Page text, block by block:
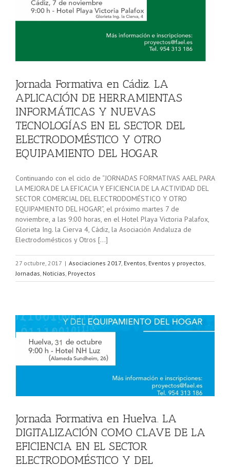
Jornada Formativa en Cádiz. LA
APLICACIÓN DE HERRAMIENTAS
INFORMÁTICAS Y NUEVAS
TECNOLOGÍAS EN EL SECTOR DEL
ELECTRODOMÉSTICO Y OTRO
EQUIPAMIENTO DEL HOGAR
Continuando con el ciclo de “JORNADAS FORMATIVAS AAEL PARA
LA MEJORA DE LA EFICACIA Y EFICIENCIA DE LA ACTIVIDAD DEL
SECTOR COMERCIAL DEL ELECTRODOMÉSTICO Y OTRO
EQUIPAMIENTO DEL HOGAR”, el próximo martes 7 de
noviembre, a las 9:00 horas, en el Hotel Playa Victoria Palafox,
Glorieta Ing. la Cierva 4, Cádiz, la Asociación Andaluza de
Electrodomésticos y Otros […]
27 octubre, 2017 | Asociaciones 2017, Eventos, Eventos y proyectos,
Jornadas, Noticias, Proyectos
Jornada Formativa en Huelva. LA
DIGITALIZACIÓN COMO CLAVE DE LA
EFICIENCIA EN EL SECTOR
ELECTRODOMÉSTICO Y DEL